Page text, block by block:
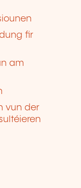
fir
am
vun der